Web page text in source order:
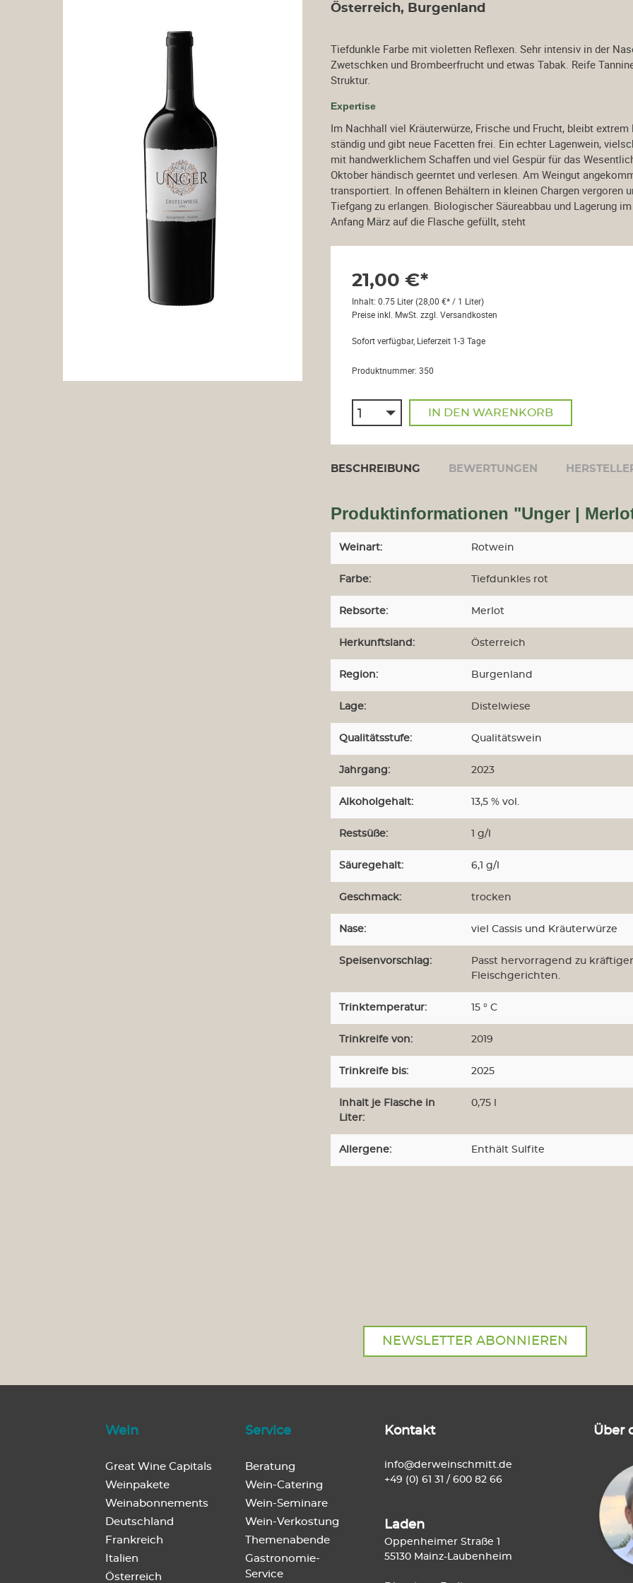
Weine aus Südafrika Weine
Magnum und mehr...
VDP
Österreich, Burgenland
Tiefdunkle Farbe mit violetten Reflexen. Sehr intensiv in der
Zwetschken und Brombeerfrucht und etwas Tabak. Reife
Struktur.
Expertise
Im Nachhall viel Kräuterwürze, Frische und Frucht, bleibt
ständig und gibt neue Facetten frei. Ein echter Lagenwein,
mit handwerklichem Schaffen und viel Gespür für das
Oktober händisch geerntet und verlesen. Am Weingut
transportiert. In offenen Behältern in kleinen Chargen vergoren
Tiefgang zu erlangen. Biologischer Säureabbau und Lagerung
Anfang März auf die Flasche gefüllt, steht
21,00 €*
Inhalt: 0.75 Liter(28,00 €* / 1 Liter)
Preise inkl. MwSt. zzgl. Versandkosten
Sofort verfügbar, Lieferzeit 1-3 Tage
Produktnummer: 350
IN DEN WARENKORB
BESCHREIBUNG BEWERTUNGEN
Produktinformationen "Unger |
Weinart: Rotwein
Farbe: Tiefdunkles rot
Rebsorte: Merlot
Herkunftsland: Österreich
Region: Burgenland
Lage: Distelwiese
Qualitätsstufe: Qualitätswein
Jahrgang: 2023
Alkoholgehalt: 13,5 % vol.
Restsüße: 1 g/l
Säuregehalt: 6,1 g/l
Geschmack: trocken
Nase: viel Cassis und Kräuterwürze
Speisenvorschlag:
Passt hervorragend zu
Fleischgerichten.
Trinktemperatur: 15 ° C
Trinkreife von: 2019
Trinkreife bis: 2025
Inhalt je Flasche in
Liter:
0,75 l
Allergene: Enthält Sulfite
NEWSLETTER ABONNIEREN
Wein
Great Wine Capitals
Weinpakete
Weinabonnements
Deutschland
Frankreich
Italien
Österreich
Service
Beratung
Wein-Catering
Wein-Seminare
Wein-Verkostung
Themenabende
Gastronomie-
Service
Kontakt
info@derweinschmitt.de
+49 (0) 61 31 / 600 82 66
Laden
Oppenheimer Straße 1
55130 Mainz-Laubenheim
Über